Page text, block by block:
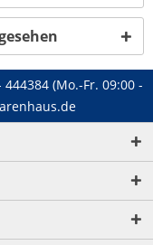
444384 (Mo.-Fr. 09:00 -